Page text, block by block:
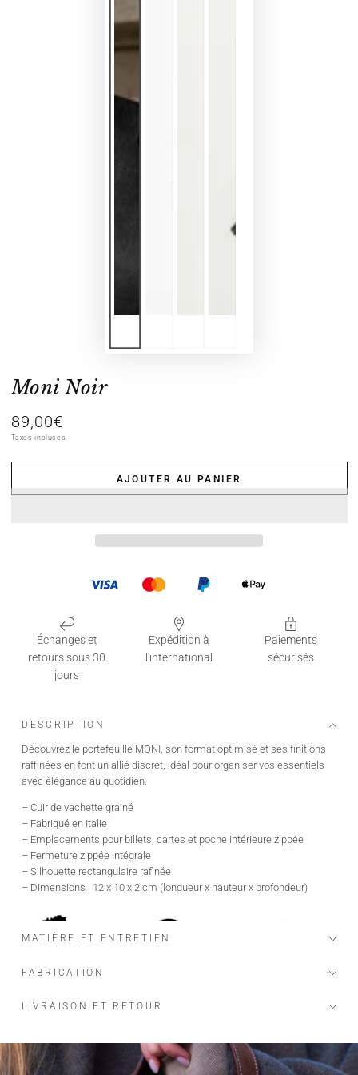
Moni Noir
Prix
normal
89,00€
Taxes incluses.
AJOUTER AU PANIER
Échanges et
retours sous 30
jours
Expédition à
l'international
Paiements
sécurisés
DESCRIPTION
Découvrez le portefeuille MONI, son format optimisé et ses finitions
raffinées en font un allié discret, idéal pour organiser vos essentiels
avec élégance au quotidien.
– Cuir de vachette grainé
– Fabriqué en Italie
– Emplacements pour billets, cartes et poche intérieure zippée
– Fermeture zippée intégrale
– Silhouette rectangulaire rafinée
– Dimensions : 12 x 10 x 2 cm (longueur x hauteur x profondeur)
MATIÈRE ET ENTRETIEN
FABRICATION
LIVRAISON ET RETOUR